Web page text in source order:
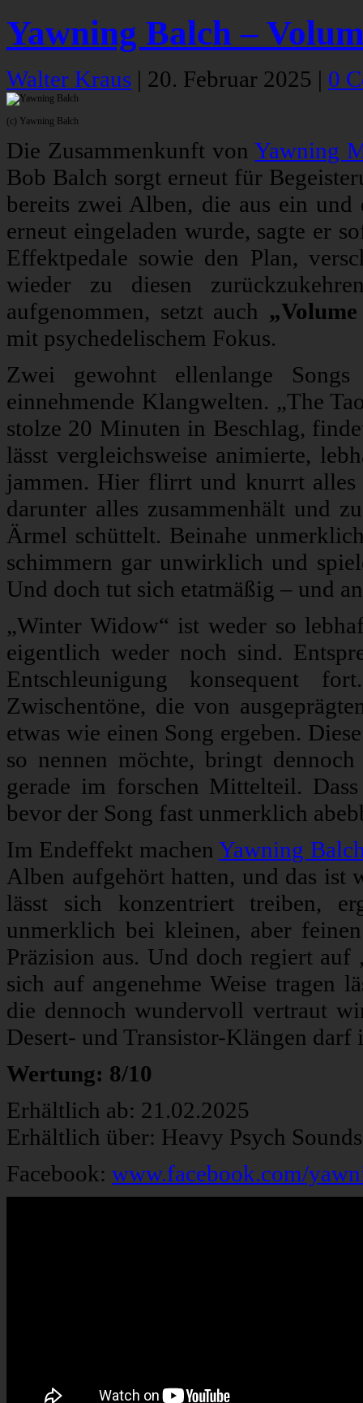
Yawning Balch –
Walter Kraus | 20. Februar 2025 | 0
(c) Yawning Balch
Die Zusammenkunft vonYawning
Bob Balch sorgt erneut für
bereits zwei Alben, die aus ein und
erneut eingeladen wurde, sagte er
Effektpedale sowie den Plan,
wieder zu diesen
aufgenommen, setzt auch
mit psychedelischem Fokus.
Zwei gewohnt ellenlange
einnehmende Klangwelten. „The
stolze 20 Minuten in Beschlag,
lässt vergleichsweise animierte,
jammen. Hier flirrt und knurrt alles
darunter alles zusammenhält und
Ärmel schüttelt. Beinahe
schimmern gar unwirklich und
Und doch tut sich etatmäßig – und
„Winter Widow“ ist weder so
eigentlich weder noch sind.
Entschleunigung konsequent
Zwischentöne, die von
etwas wie einen Song ergeben.
so nennen möchte, bringt
gerade im forschen Mittelteil.
bevor der Song fast unmerklich
Im Endeffekt machenYawning
Alben aufgehört hatten, und das ist
lässt sich konzentriert treiben,
unmerklich bei kleinen, aber
Präzision aus. Und doch regiert
sich auf angenehme Weise tragen
die dennoch wundervoll vertraut
Desert- und Transistor-Klängen
Wertung: 8/10
Erhältlich ab: 21.02.2025
Erhältlich über: Heavy Psych
Facebook: www.facebook.com/